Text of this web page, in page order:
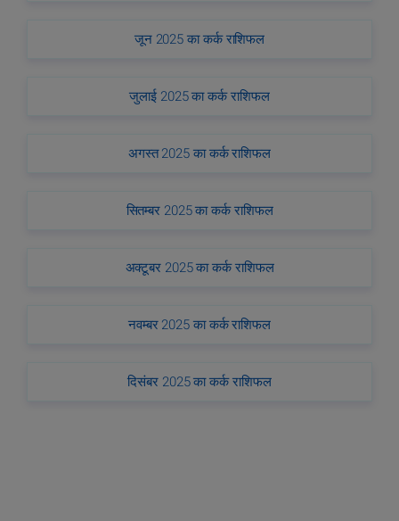
जून 2025 का कर्क राशिफल
जुलाई 2025 का कर्क राशिफल
अगस्त 2025 का कर्क राशिफल
सितम्बर 2025 का कर्क राशिफल
अक्टूबर 2025 का कर्क राशिफल
नवम्बर 2025 का कर्क राशिफल
दिसंबर 2025 का कर्क राशिफल